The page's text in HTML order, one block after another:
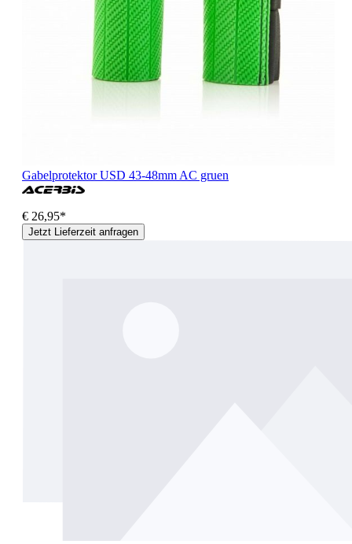
Gabelprotektor USD 43-48mm AC gruen
€ 26,95*
Jetzt Lieferzeit anfragen